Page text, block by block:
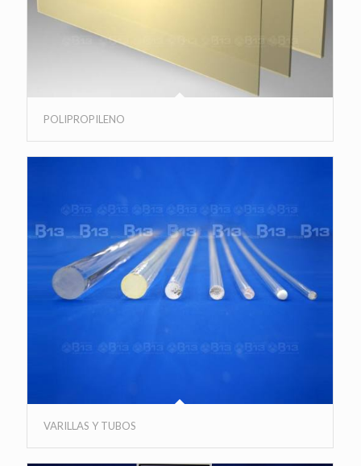
POLIPROPILENO
VARILLAS Y TUBOS